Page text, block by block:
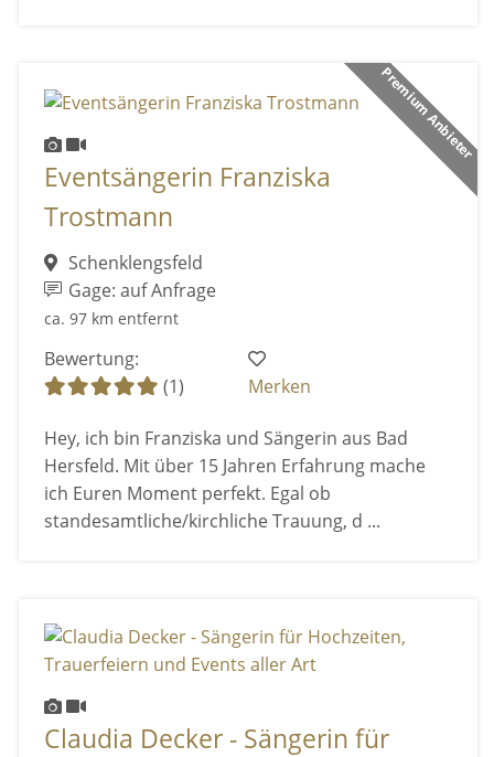
Premium Anbieter
Eventsängerin Franziska
Trostmann
Schenklengsfeld
Gage: auf Anfrage
ca. 97 km entfernt
Bewertung:
(1)
Merken
Hey, ich bin Franziska und Sängerin aus Bad
Hersfeld. Mit über 15 Jahren Erfahrung mache
ich Euren Moment perfekt. Egal ob
standesamtliche/kirchliche Trauung, d ...
Claudia Decker - Sängerin für